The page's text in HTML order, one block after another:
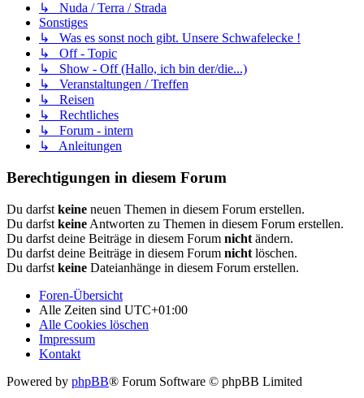
↳ Nuda / Terra / Strada
Sonstiges
↳ Was es sonst noch gibt. Unsere Schwafelecke !
↳ Off - Topic
↳ Show - Off (Hallo, ich bin der/die...)
↳ Veranstaltungen / Treffen
↳ Reisen
↳ Rechtliches
↳ Forum - intern
↳ Anleitungen
Berechtigungen in diesem Forum
Du darfst keine neuen Themen in diesem Forum erstellen.
Du darfst keine Antworten zu Themen in diesem Forum erstellen.
Du darfst deine Beiträge in diesem Forum nicht ändern.
Du darfst deine Beiträge in diesem Forum nicht löschen.
Du darfst keine Dateianhänge in diesem Forum erstellen.
Foren-Übersicht
Alle Zeiten sind UTC+01:00
Alle Cookies löschen
Impressum
Kontakt
Powered by phpBB® Forum Software © phpBB Limited